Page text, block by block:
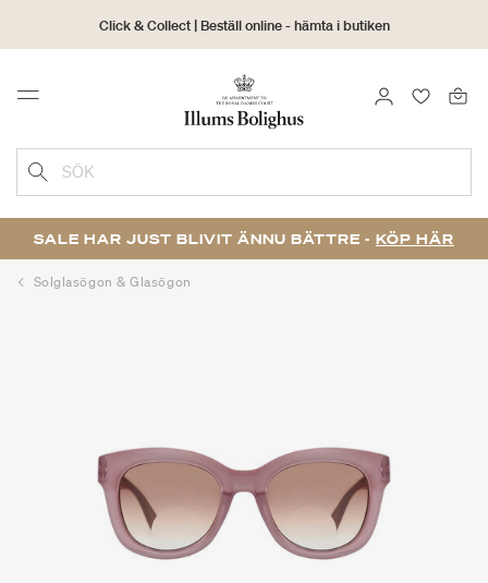
Click & Collect | Beställ online - hämta i butiken
30 dagars returrätt
Menu LOGGA IN
SÖK
SALE HAR JUST BLIVIT ÄNNU BÄTTRE - KÖP HÄR
Solglasögon & Glasögon